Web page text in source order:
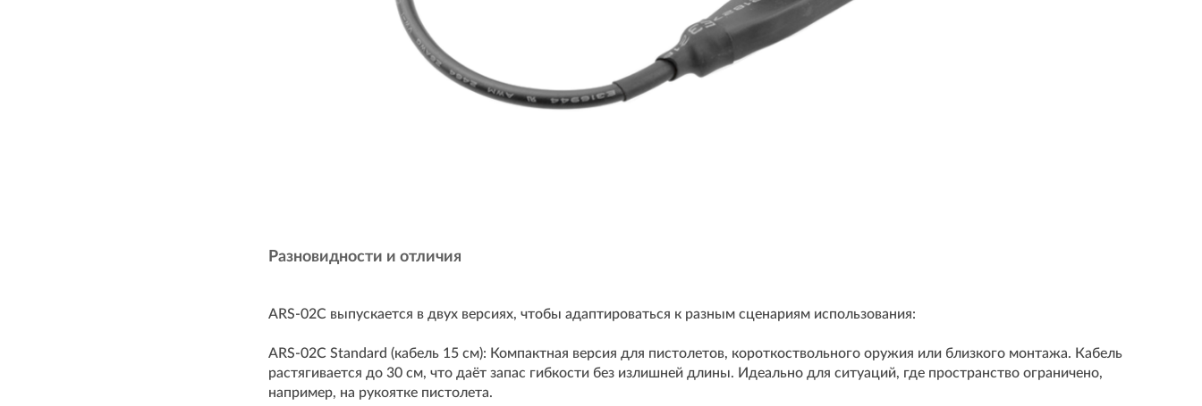
Разновидности и отличия
ARS-02C выпускается в двух версиях, чтобы адаптироваться к разным сценариям использования:
ARS-02C Standard (кабель 15 см): Компактная версия для пистолетов, короткоствольного оружия или близкого монтажа. Кабель
растягивается до 30 см, что даёт запас гибкости без излишней длины. Идеально для ситуаций, где пространство ограничено,
например, на рукоятке пистолета.